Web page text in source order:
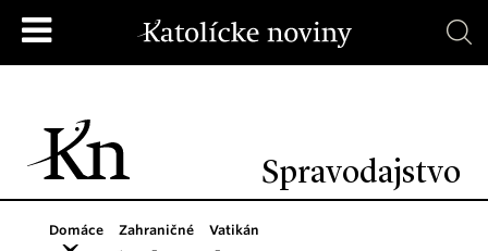
Spravodajstvo
Domáce Zahraničné Vatikán